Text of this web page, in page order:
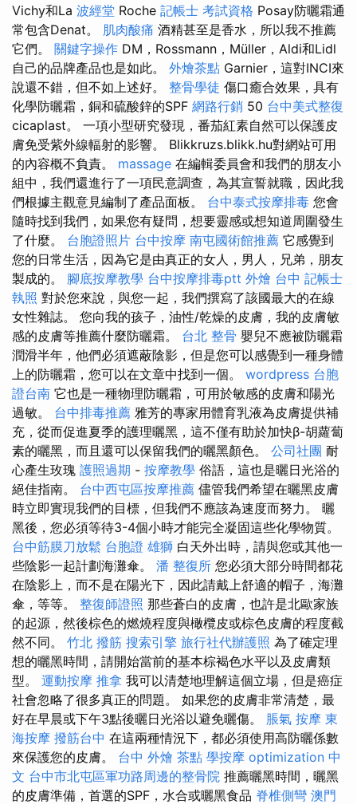
Vichy和La 波經堂 Roche 記帳士 考試資格 Posay防曬霜通
常包含Denat。 肌肉酸痛 酒精甚至是香水，所以我不推薦
它們。 關鍵字操作 DM，Rossmann，Müller，Aldi和Lidl
自己的品牌產品也是如此。 外燴茶點 Garnier，這對INCI來
說還不錯，但不如上述好。 整骨學徒 傷口癒合效果，具有
化學防曬霜，銅和硫酸鋅的SPF 網路行銷 50 台中美式整復
cicaplast。 一項小型研究發現，番茄紅素自然可以保護皮
膚免受紫外線輻射的影響。 Blikkruzs.blikk.hu對網站可用
的內容概不負責。 massage 在編輯委員會和我們的朋友小
組中，我們還進行了一項民意調查，為其宣誓就職，因此我
們根據主觀意見編制了產品面板。 台中泰式按摩排毒 您會
隨時找到我們，如果您有疑問，想要靈感或想知道周圍發生
了什麼。 台胞證照片 台中按摩 南屯國術館推薦 它感覺到
您的日常生活，因為它是由真正的女人，男人，兄弟，朋友
製成的。 腳底按摩教學 台中按摩排毒ptt 外燴 台中 記帳士
執照 對於您來說，與您一起，我們撰寫了該國最大的在線
女性雜誌。 您向我的孩子，油性/乾燥的皮膚，我的皮膚敏
感的皮膚等推薦什麼防曬霜。 台北 整骨 嬰兒不應被防曬霜
潤滑半年，他們必須遮蔽陰影，但是您可以感覺到一種身體
上的防曬霜，您可以在文章中找到一個。 wordpress 台胞
證台南 它也是一種物理防曬霜，可用於敏感的皮膚和陽光
過敏。 台中排毒推薦 雅芳的專家用體育乳液為皮膚提供補
充，從而促進夏季的護理曬黑，這不僅有助於加快β-胡蘿蔔
素的曬黑，而且還可以保留我們的曬黑顏色。 公司社團 耐
心產生玫瑰 護照過期 - 按摩教學 俗語，這也是曬日光浴的
絕佳指南。 台中西屯區按摩推薦 儘管我們希望在曬黑皮膚
時立即實現我們的目標，但我們不應該為速度而努力。 曬
黑後，您必須等待3-4個小時才能完全凝固這些化學物質。
台中筋膜刀放鬆 台胞證 雄獅 白天外出時，請與您或其他一
些陰影一起計劃海灘傘。 潘 整復所 您必須大部分時間都花
在陰影上，而不是在陽光下，因此請戴上舒適的帽子，海灘
傘，等等。 整復師證照 那些蒼白的皮膚，也許是北歐家族
的起源，然後棕色的燃燒程度與橄欖皮或棕色皮膚的程度截
然不同。 竹北 撥筋 搜索引擎 旅行社代辦護照 為了確定理
想的曬黑時間，請開始當前的基本棕褐色水平以及皮膚類
型。 運動按摩 推拿 我可以清楚地理解這個立場，但是癌症
社會忽略了很多真正的問題。 如果您的皮膚非常清楚，最
好在早晨或下午3點後曬日光浴以避免曬傷。 脹氣 按摩 東
海按摩 撥筋台中 在這兩種情況下，都必須使用高防曬係數
來保護您的皮膚。 台中 外燴 茶點 學按摩 optimization 中
文 台中市北屯區軍功路周邊的整骨院 推薦曬黑時間，曬黑
的皮膚準備，首選的SPF，水合或曬黑食品 脊椎側彎 澳門